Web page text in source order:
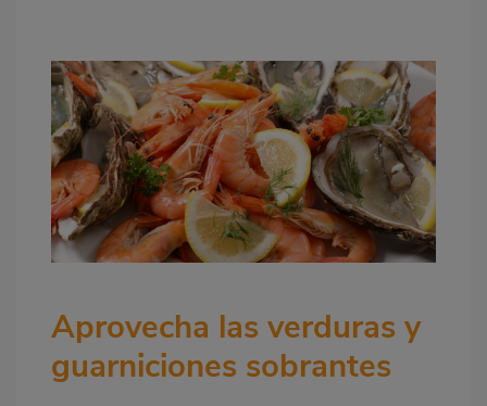
Aprovecha las verduras y
guarniciones sobrantes